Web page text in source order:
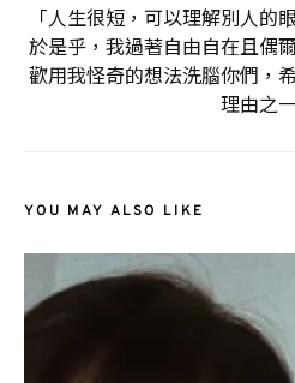
「人生很短，可以理解別人的
於是乎，我過著自由自在且偶
歡用我怪奇的想法洗腦你們，
理由之
YOU MAY ALSO LIKE